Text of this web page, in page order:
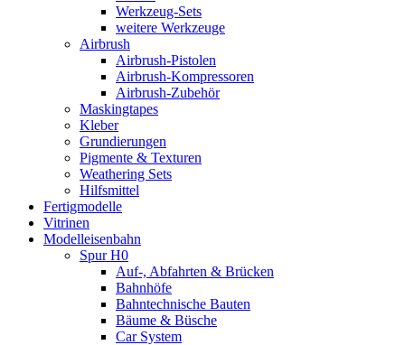
Werkzeug-Sets
weitere Werkzeuge
Airbrush
Airbrush-Pistolen
Airbrush-Kompressoren
Airbrush-Zubehör
Maskingtapes
Kleber
Grundierungen
Pigmente & Texturen
Weathering Sets
Hilfsmittel
Fertigmodelle
Vitrinen
Modelleisenbahn
Spur H0
Auf-, Abfahrten & Brücken
Bahnhöfe
Bahntechnische Bauten
Bäume & Büsche
Car System